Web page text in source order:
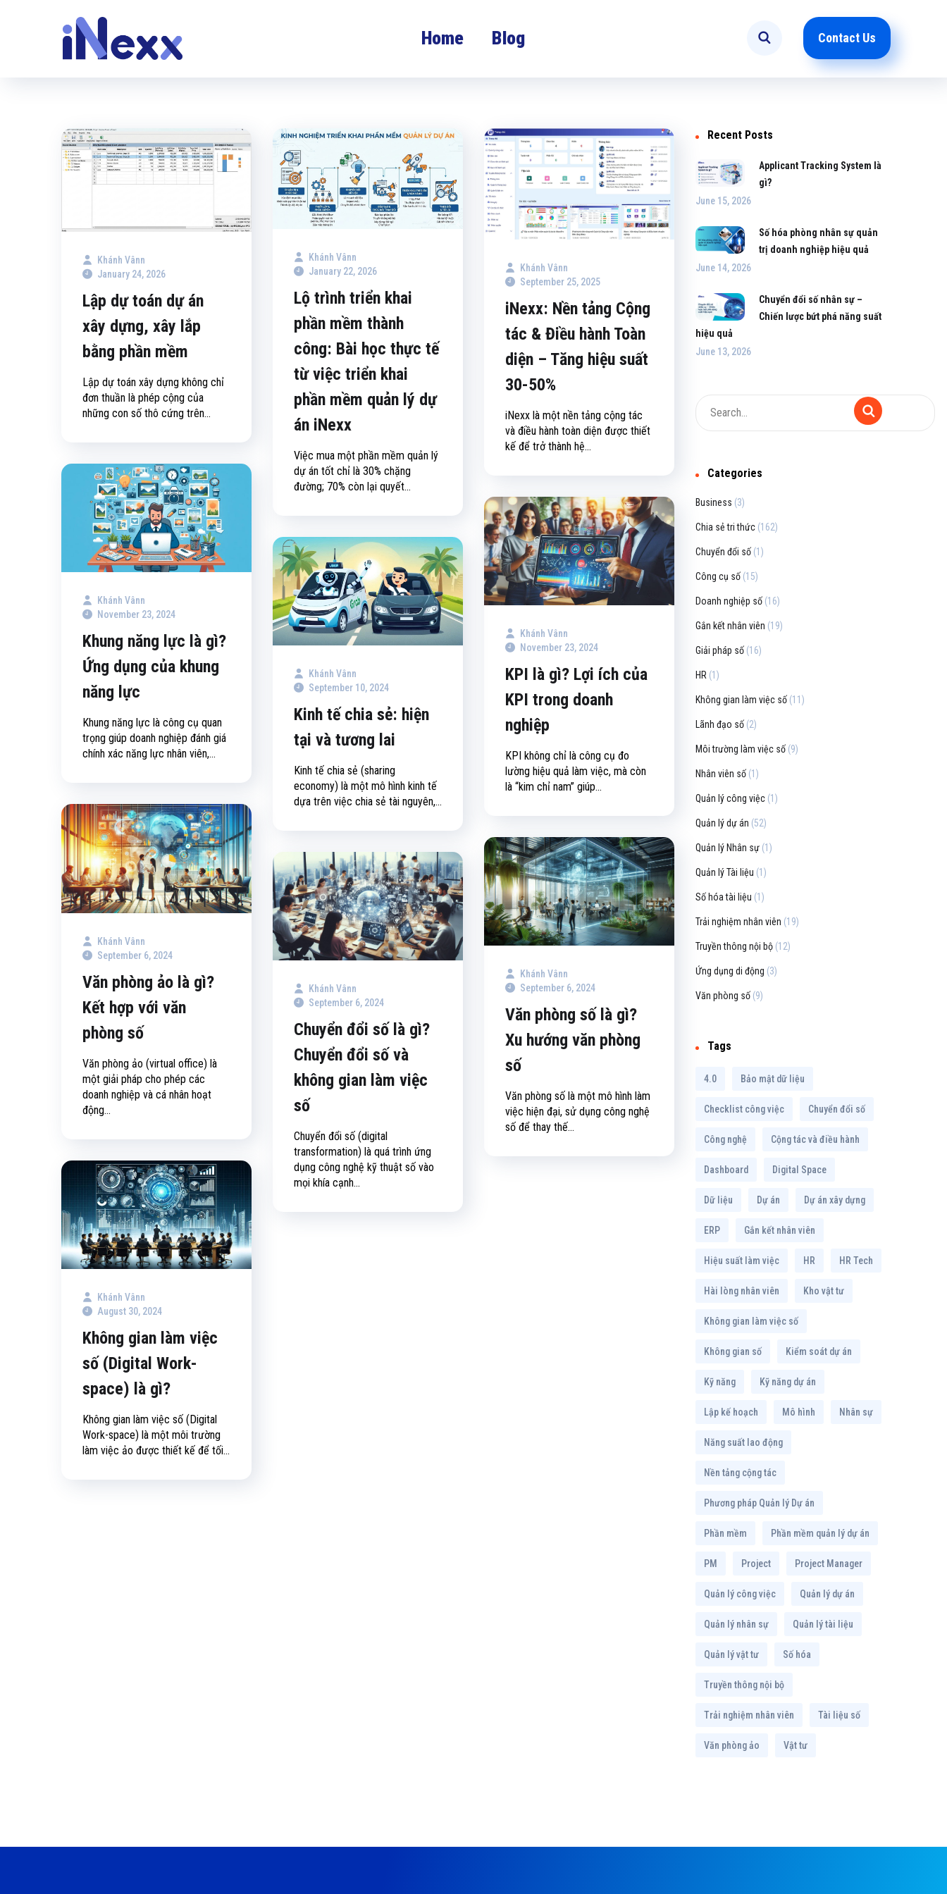
Home Blog Contact Us
Khánh Vânn
January 24, 2026
Lập dự toán dự án
xây dựng, xây lắp
bằng phần mềm
Lập dự toán xây dựng không chỉ
đơn thuần là phép cộng của
những con số thô cứng trên...
Khánh Vânn
January 22, 2026
Lộ trình triển khai
phần mềm thành
công: Bài học thực tế
từ việc triển khai
phần mềm quản lý dự
án iNexx
Việc mua một phần mềm quản lý
dự án tốt chỉ là 30% chặng
đường; 70% còn lại quyết...
Khánh Vânn
September 25, 2025
iNexx: Nền tảng Cộng
tác & Điều hành Toàn
diện – Tăng hiệu suất
30-50%
iNexx là một nền tảng cộng tác
và điều hành toàn diện được thiết
kế để trở thành hệ...
Khánh Vânn
November 23, 2024
Khung năng lực là gì?
Ứng dụng của khung
năng lực
Khung năng lực là công cụ quan
trọng giúp doanh nghiệp đánh giá
chính xác năng lực nhân viên,...
Khánh Vânn
November 23, 2024
KPI là gì? Lợi ích của
KPI trong doanh
nghiệp
KPI không chỉ là công cụ đo
lường hiệu quả làm việc, mà còn
là “kim chỉ nam” giúp...
Khánh Vânn
September 10, 2024
Kinh tế chia sẻ: hiện
tại và tương lai
Kinh tế chia sẻ (sharing
economy) là một mô hình kinh tế
dựa trên việc chia sẻ tài nguyên,...
Khánh Vânn
September 6, 2024
Văn phòng ảo là gì?
Kết hợp với văn
phòng số
Văn phòng ảo (virtual office) là
một giải pháp cho phép các
doanh nghiệp và cá nhân hoạt
động...
Khánh Vânn
September 6, 2024
Văn phòng số là gì?
Xu hướng văn phòng
số
Văn phòng số là một mô hình làm
việc hiện đại, sử dụng công nghệ
số để thay thế...
Khánh Vânn
September 6, 2024
Chuyển đổi số là gì?
Chuyển đổi số và
không gian làm việc
số
Chuyển đổi số (digital
transformation) là quá trình ứng
dụng công nghệ kỹ thuật số vào
mọi khía cạnh...
Khánh Vânn
August 30, 2024
Không gian làm việc
số (Digital Work-
space) là gì?
Không gian làm việc số (Digital
Work-space) là một môi trường
làm việc ảo được thiết kế để tối...
Recent Posts
Applicant Tracking System là
gì?
June 15, 2026
Số hóa phòng nhân sự quản
trị doanh nghiệp hiệu quả
June 14, 2026
Chuyển đổi số nhân sự –
Chiến lược bứt phá năng suất
hiệu quả
June 13, 2026
Categories
Business (3)
Chia sẻ tri thức (162)
Chuyển đổi số (1)
Công cụ số (15)
Doanh nghiệp số (16)
Gắn kết nhân viên (19)
Giải pháp số (16)
HR (1)
Không gian làm việc số (11)
Lãnh đạo số (2)
Môi trường làm việc số (9)
Nhân viên số (1)
Quản lý công việc (1)
Quản lý dự án (52)
Quản lý Nhân sự (1)
Quản lý Tài liệu (1)
Số hóa tài liệu (1)
Trải nghiệm nhân viên (19)
Truyền thông nội bộ (12)
Ứng dụng di động (3)
Văn phòng số (9)
Tags
4.0 Bảo mật dữ liệu
Checklist công việc Chuyển đổi số
Công nghệ Cộng tác và điều hành
Dashboard Digital Space
Dữ liệu Dự án Dự án xây dựng
ERP Gắn kết nhân viên
Hiệu suất làm việc HR HR Tech
Hài lòng nhân viên Kho vật tư
Không gian làm việc số
Không gian số Kiểm soát dự án
Kỹ năng Kỹ năng dự án
Lập kế hoạch Mô hình Nhân sự
Năng suất lao động
Nền tảng cộng tác
Phương pháp Quản lý Dự án
Phần mềm Phần mềm quản lý dự án
PM Project Project Manager
Quản lý công việc Quản lý dự án
Quản lý nhân sự Quản lý tài liệu
Quản lý vật tư Số hóa
Truyền thông nội bộ
Trải nghiệm nhân viên Tài liệu số
Văn phòng ảo Vật tư